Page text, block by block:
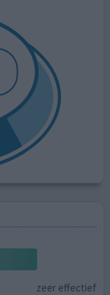
zeer effectief